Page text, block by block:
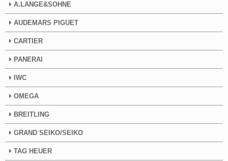
A.LANGE&SOHNE
AUDEMARS PIGUET
CARTIER
PANERAI
IWC
OMEGA
BREITLING
GRAND SEIKO/SEIKO
TAG HEUER